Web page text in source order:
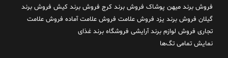
فروش برند میهن پوشاک فروش برند کرج فروش برند کیش فروش برند
گیلان فروش برند یزد فروش علامت فروش علامت آماده فروش علامت
تجاری فروش لوازم برند آرایشی فروشگاه برند غذای
نمایش تمامی تگ‌ها